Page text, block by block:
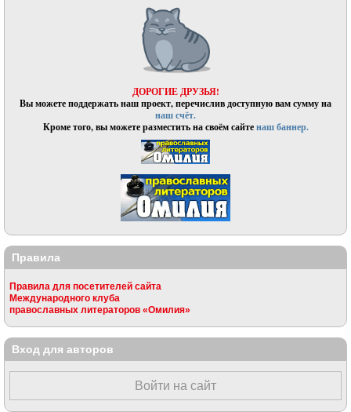
ДОРОГИЕ ДРУЗЬЯ!
Вы можете поддержать наш проект, перечислив доступную вам сумму на
наш счёт.
Кроме того, вы можете разместить на своём сайтенаш баннер.
Правила
Правила для посетителей сайта
Международного клуба
православных литераторов «Омилия»
Вход для авторов
Войти на сайт